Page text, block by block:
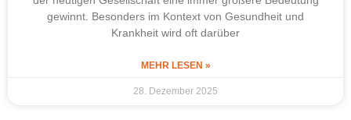
gewinnt. Besonders im Kontext von Gesundheit und
Krankheit wird oft darüber
MEHR LESEN »
28. Dezember 2025